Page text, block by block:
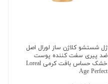
ژل شستشو کلاژن ساز لورال اصل
ضد پیری سفت کننده پوست
خشک حساس بافت کرمی Loreal
Age Perfect